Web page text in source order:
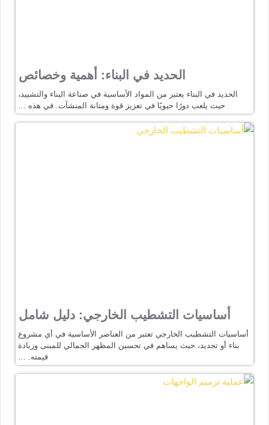
الحديد في البناء: أهمية وخصائص
الحديد في البناء يعتبر من المواد الأساسية في صناعة البناء والتشييد،
حيث يلعب دورًا حيويًا في تعزيز قوة ومتانة المنشآت. في هذه …
أساسيات التشطيب الخارجي: دليل شامل
أساسيات التشطيب الخارجي تعتبر من العناصر الأساسية في أي مشروع
بناء أو تجديد، حيث يساهم في تحسين المظهر الجمالي للمبنى وزيادة
قيمته. …